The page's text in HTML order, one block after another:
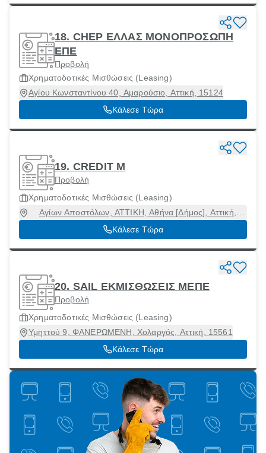
18. CHEP ΕΛΛΑΣ ΜΟΝΟΠΡΟΣΩΠΗ
ΕΠΕ
Προβολή
Χρηματοδοτικές Μισθώσεις (Leasing)
Αγίου Κωνσταντίνου 40, Αμαρούσιο, Αττική, 15124
Κάλεσε Τώρα
19. CREDIT M
Προβολή
Χρηματοδοτικές Μισθώσεις (Leasing)
Αγίων Αποστόλων, ΑΤΤΙΚΗ, Αθήνα [Δήμος], Αττική,
19014
Κάλεσε Τώρα
20. SAIL ΕΚΜΙΣΘΩΣΕΙΣ ΜΕΠΕ
Προβολή
Χρηματοδοτικές Μισθώσεις (Leasing)
Υμηττού 9, ΦΑΝΕΡΩΜΕΝΗ, Χολαργός, Αττική, 15561
Κάλεσε Τώρα